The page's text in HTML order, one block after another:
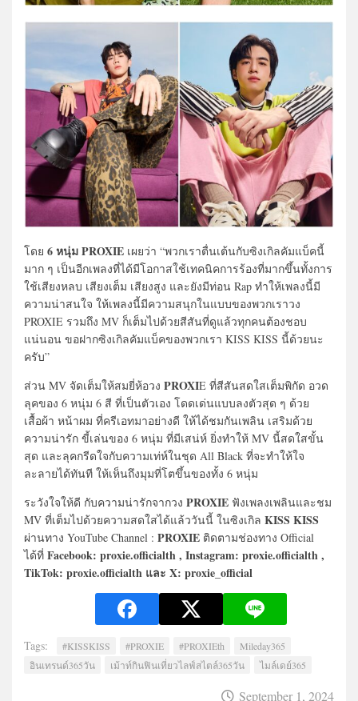
โดย 6 หนุ่ม PROXIE เผยว่า “พวกเราตื่นเต้นกับซิงเกิลคัมแบ็คนี้
มาก ๆ เป็นอีกเพลงที่ได้มีโอกาสใช้เทคนิคการร้องที่มากขึ้นทั้งการ
ใช้เสียงหลบ เสียงเต็ม เสียงสูง และยังมีท่อน Rap ทำให้เพลงนี้มี
ความน่าสนใจ ให้เพลงนี้มีความสนุกในแบบของพวกเราวง
PROXIE รวมถึง MV ก็เต็มไปด้วยสีสันที่ดูแล้วทุกคนต้องชอบ
แน่นอน ขอฝากซิงเกิลคัมแบ็คของพวกเรา KISS KISS นี้ด้วยนะ
ครับ”
ส่วน MV จัดเต็มให้สมยี่ห้อวง PROXIE ที่สีสันสดใสเต็มพิกัด อวด
ลุคของ 6 หนุ่ม 6 สี ที่เป็นตัวเอง โดดเด่นแบบลงตัวสุด ๆ ด้วย
เสื้อผ้า หน้าผม ที่ครีเอทมาอย่างดี ให้ได้ชมกันเพลิน เสริมด้วย
ความน่ารัก ขี้เล่นของ 6 หนุ่ม ที่มีเสน่ห์ ยิ่งทำให้ MV นี้สดใสขั้น
สุด และลุคกรีดใจกับความเท่ห์ในชุด All Black ที่จะทำให้ใจ
ละลายได้ทันที ให้เห็นถึงมุมที่โตขึ้นของทั้ง 6 หนุ่ม
ระวังใจให้ดี กับความน่ารักจากวง PROXIE ฟังเพลงเพลินและชม
MV ที่เต็มไปด้วยความสดใสได้แล้ววันนี้ ในซิงเกิล KISS KISS
ผ่านทาง YouTube Channel : PROXIE ติดตามช่องทาง Official
ได้ที่ Facebook: proxie.officialth , Instagram: proxie.officialth ,
TikTok: proxie.officialth และ X: proxie_official
Tags: #KISSKISS #PROXIE #PROXIEth
Mileday365
อินเทรนด์365วัน
เม้าท์กินฟินเที่ยวไลฟ์สไตล์365วัน ไมล์เดย์365
September 1, 2024